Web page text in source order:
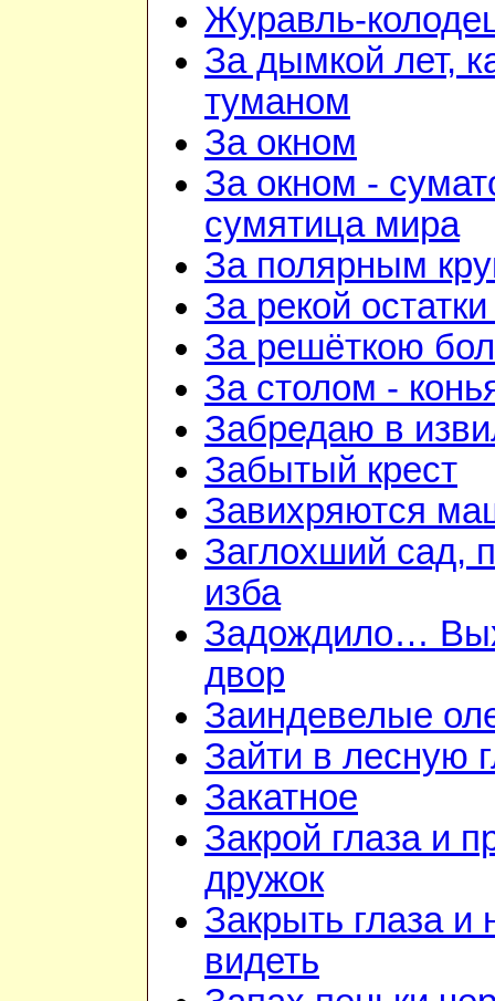
Журавль-
За дымкой лет,
туманом
За окном
За окном -
сумятица мира
За полярным
За рекой
За решёткою
За столом -
Забредаю в
Забытый крест
Завихряются
Заглохший сад,
изба
Задождило…
двор
Заиндевелые
Зайти в лесную
Закатное
Закрой глаза и
дружок
Закрыть глаза и
видеть